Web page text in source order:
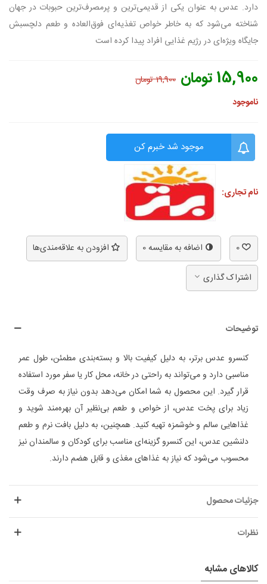
دارد. عدس به عنوان یکی از قدیمی‌ترین و پرمصرف‌ترین حبوبات در جهان
شناخته می‌شود که به خاطر خواص تغذیه‌ای فوق‌العاده و طعم دلچسبش
جایگاه ویژه‌ای در رژیم غذایی افراد پیدا کرده است
15,900 تومان
19,900 تومان
ناموجود
موجود شد خبرم کن
نام تجاری:
0 اضافه به مقایسه0 افزودن به علاقه‌مندی‌ها
اشتراک گذاری
توضیحات
کنسرو عدس برتر، به دلیل کیفیت بالا و بسته‌بندی مطمئن، طول عمر
مناسبی دارد و می‌تواند به راحتی در خانه، محل کار یا سفر مورد استفاده
قرار گیرد. این محصول به شما امکان می‌دهد بدون نیاز به صرف وقت
زیاد برای پخت عدس، از خواص و طعم بی‌نظیر آن بهره‌مند شوید و
غذاهایی سالم و خوشمزه تهیه کنید. همچنین، به دلیل بافت نرم و طعم
دلنشین عدس، این کنسرو گزینه‌ای مناسب برای کودکان و سالمندان نیز
محسوب می‌شود که نیاز به غذاهای مغذی و قابل هضم دارند.
جزئیات محصول
نظرات
کالاهای مشابه